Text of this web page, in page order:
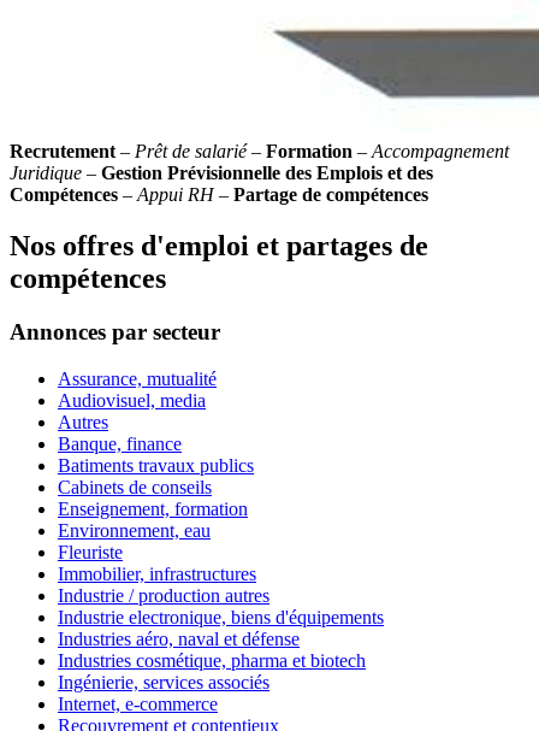
Recrutement – Prêt de salarié– Formation – Accompagnement
Juridique – Gestion Prévisionnelle des Emplois et des
Compétences – Appui RH– Partage de compétences
Nos offres d'emploi et partages de
compétences
Annonces par secteur
Assurance, mutualité
Audiovisuel, media
Autres
Banque, finance
Batiments travaux publics
Cabinets de conseils
Enseignement, formation
Environnement, eau
Fleuriste
Immobilier, infrastructures
Industrie / production autres
Industrie electronique, biens d'équipements
Industries aéro, naval et défense
Industries cosmétique, pharma et biotech
Ingénierie, services associés
Internet, e-commerce
Recouvrement et contentieux